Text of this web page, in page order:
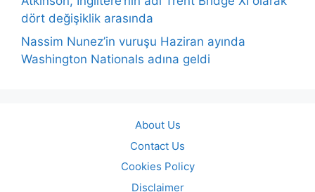
dört değişiklik arasında
Nassim Nunez’in vuruşu Haziran ayında
Washington Nationals adına geldi
About Us
Contact Us
Cookies Policy
Disclaimer